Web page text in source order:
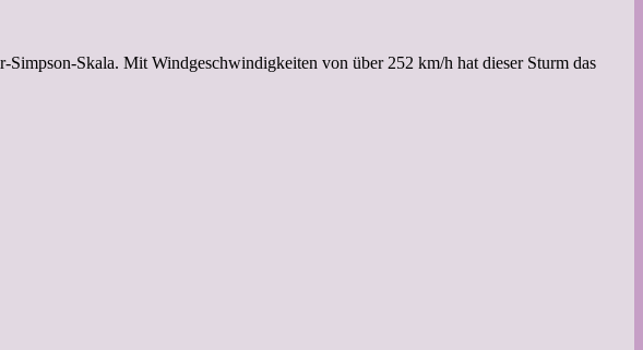
Skala. Mit Windgeschwindigkeiten von über 252 km/h hat dieser Sturm das